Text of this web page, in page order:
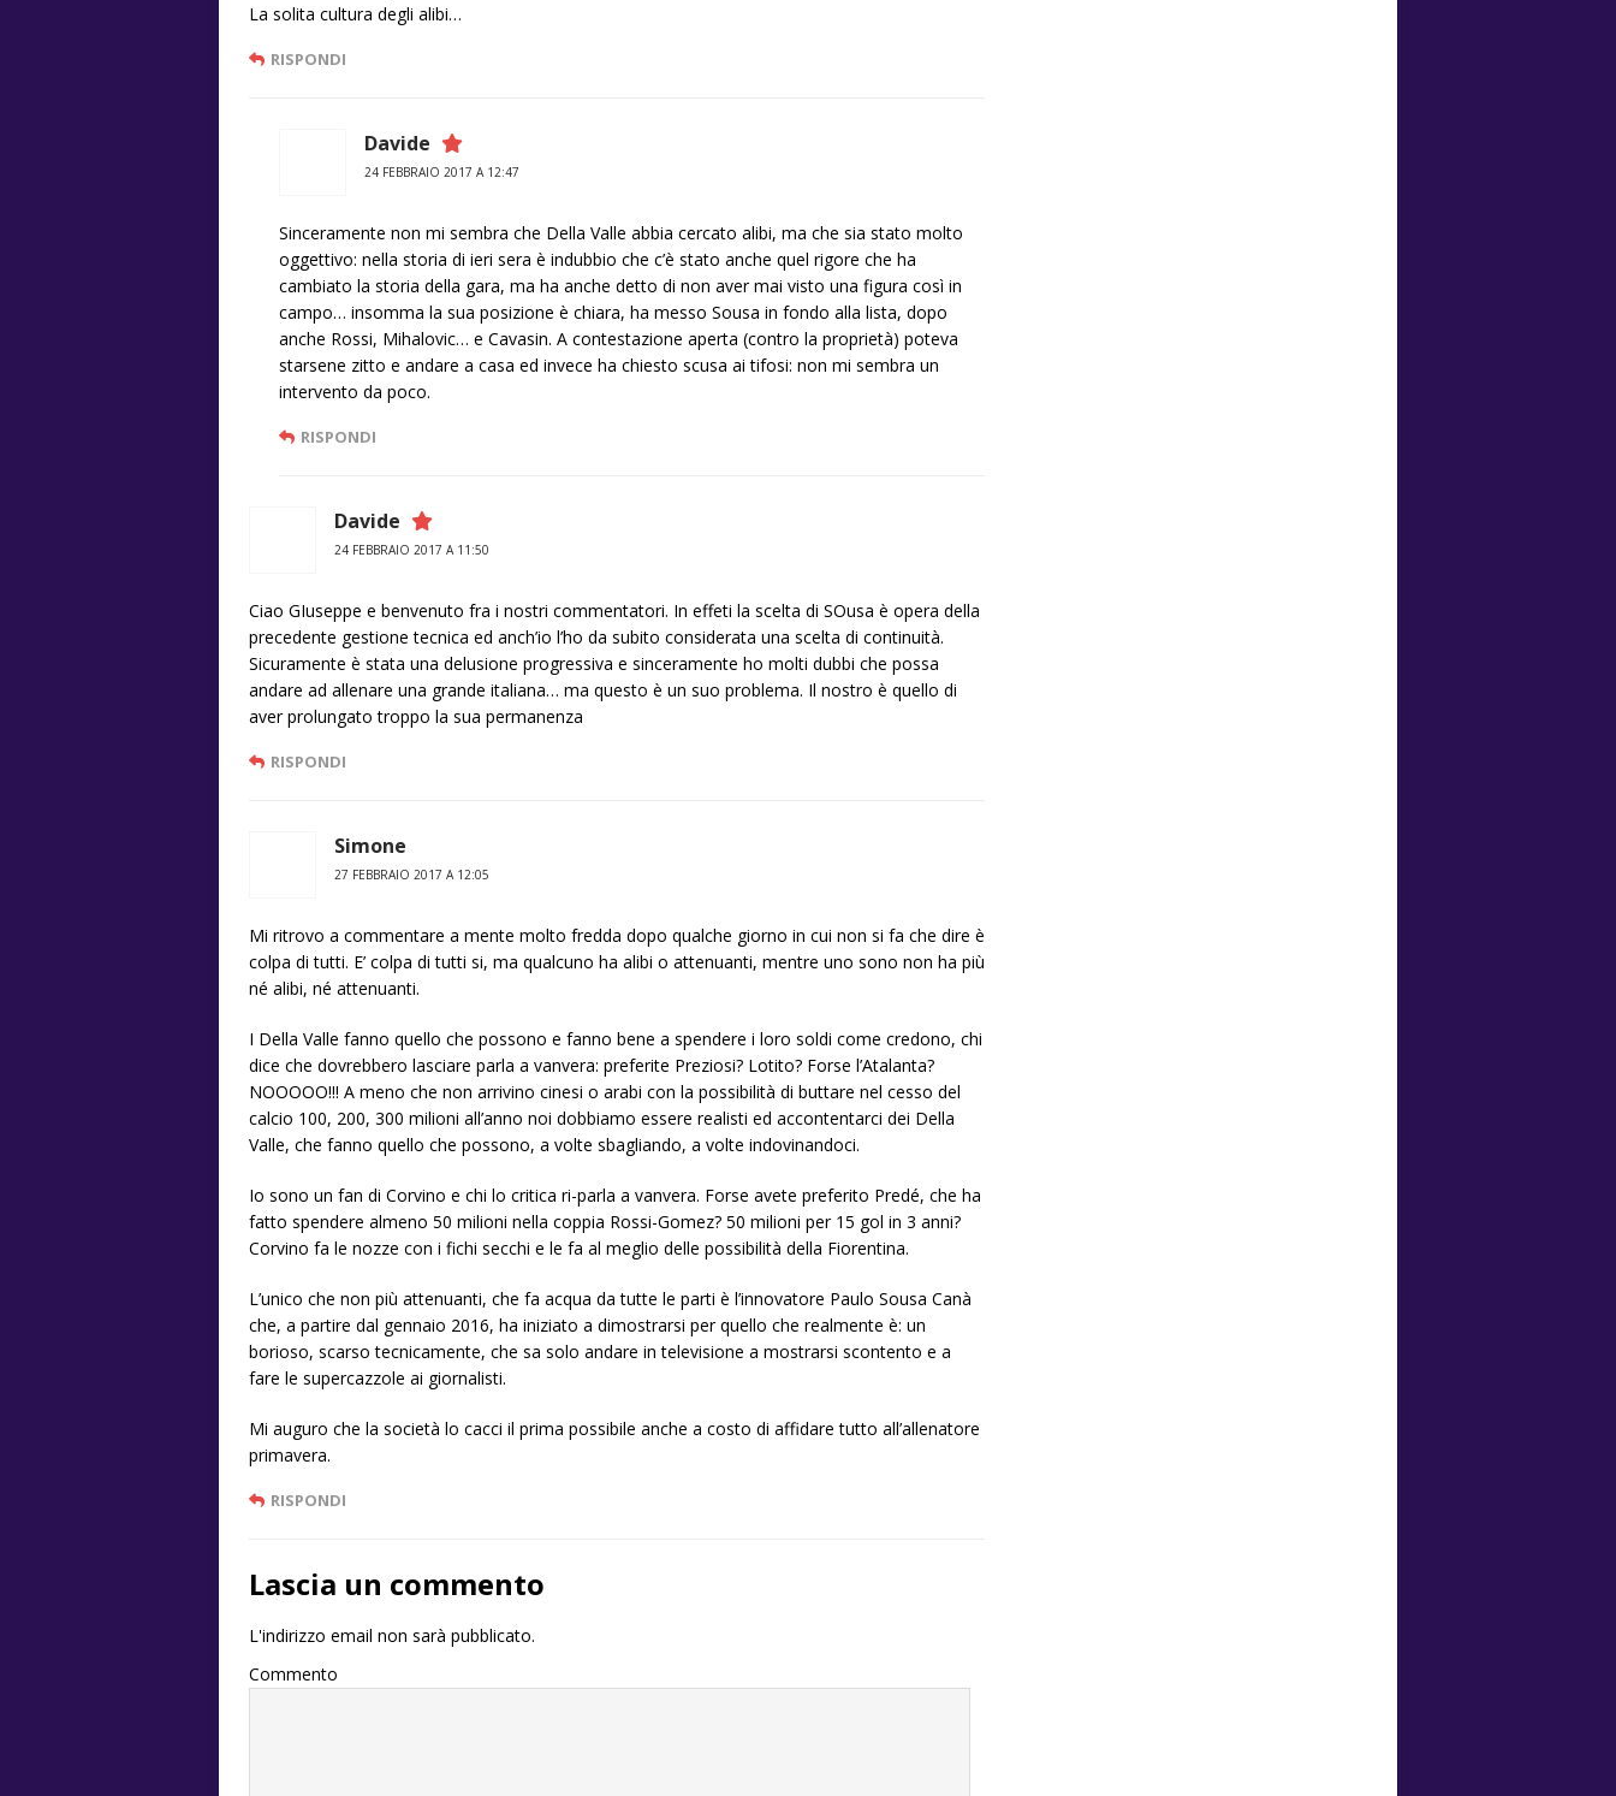
La solita cultura degli alibi…
RISPONDI
Davide
24 FEBBRAIO 2017 A 12:47
Sinceramente non mi sembra che Della Valle abbia cercato alibi, ma che sia stato molto
oggettivo: nella storia di ieri sera è indubbio che c’è stato anche quel rigore che ha
cambiato la storia della gara, ma ha anche detto di non aver mai visto una figura così in
campo… insomma la sua posizione è chiara, ha messo Sousa in fondo alla lista, dopo
anche Rossi, Mihalovic… e Cavasin. A contestazione aperta (contro la proprietà) poteva
starsene zitto e andare a casa ed invece ha chiesto scusa ai tifosi: non mi sembra un
intervento da poco.
RISPONDI
Davide
24 FEBBRAIO 2017 A 11:50
Ciao GIuseppe e benvenuto fra i nostri commentatori. In effeti la scelta di SOusa è opera della
precedente gestione tecnica ed anch’io l’ho da subito considerata una scelta di continuità.
Sicuramente è stata una delusione progressiva e sinceramente ho molti dubbi che possa
andare ad allenare una grande italiana… ma questo è un suo problema. Il nostro è quello di
aver prolungato troppo la sua permanenza
RISPONDI
Simone
27 FEBBRAIO 2017 A 12:05
Mi ritrovo a commentare a mente molto fredda dopo qualche giorno in cui non si fa che dire è
colpa di tutti. E’ colpa di tutti si, ma qualcuno ha alibi o attenuanti, mentre uno sono non ha più
né alibi, né attenuanti.
I Della Valle fanno quello che possono e fanno bene a spendere i loro soldi come credono, chi
dice che dovrebbero lasciare parla a vanvera: preferite Preziosi? Lotito? Forse l’Atalanta?
NOOOOO!!! A meno che non arrivino cinesi o arabi con la possibilità di buttare nel cesso del
calcio 100, 200, 300 milioni all’anno noi dobbiamo essere realisti ed accontentarci dei Della
Valle, che fanno quello che possono, a volte sbagliando, a volte indovinandoci.
Io sono un fan di Corvino e chi lo critica ri-parla a vanvera. Forse avete preferito Predé, che ha
fatto spendere almeno 50 milioni nella coppia Rossi-Gomez? 50 milioni per 15 gol in 3 anni?
Corvino fa le nozze con i fichi secchi e le fa al meglio delle possibilità della Fiorentina.
L’unico che non più attenuanti, che fa acqua da tutte le parti è l’innovatore Paulo Sousa Canà
che, a partire dal gennaio 2016, ha iniziato a dimostrarsi per quello che realmente è: un
borioso, scarso tecnicamente, che sa solo andare in televisione a mostrarsi scontento e a
fare le supercazzole ai giornalisti.
Mi auguro che la società lo cacci il prima possibile anche a costo di affidare tutto all’allenatore
primavera.
RISPONDI
Lascia un commento
L'indirizzo email non sarà pubblicato.
Commento